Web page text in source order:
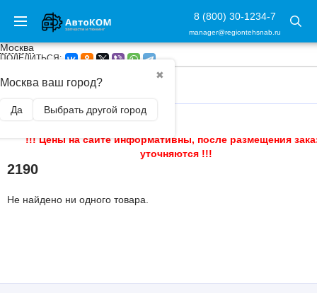
8 (800) 30-1234-7
manager@regiontehsnab.ru
Москва
✖
Москва ваш город?
Да Выбрать другой город
ПОДЕЛИТЬСЯ:
ГЛАВНАЯ /
!!! Цены на сайте информативны, после размещения
уточняются !!!
2190
Не найдено ни одного товара.